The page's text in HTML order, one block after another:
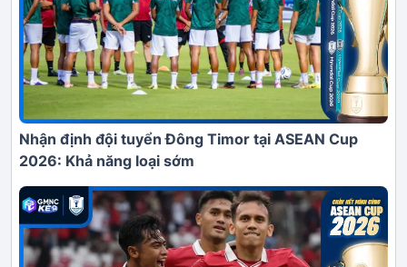
Nhận định đội tuyển Đông Timor tại ASEAN Cup
2026: Khả năng loại sớm